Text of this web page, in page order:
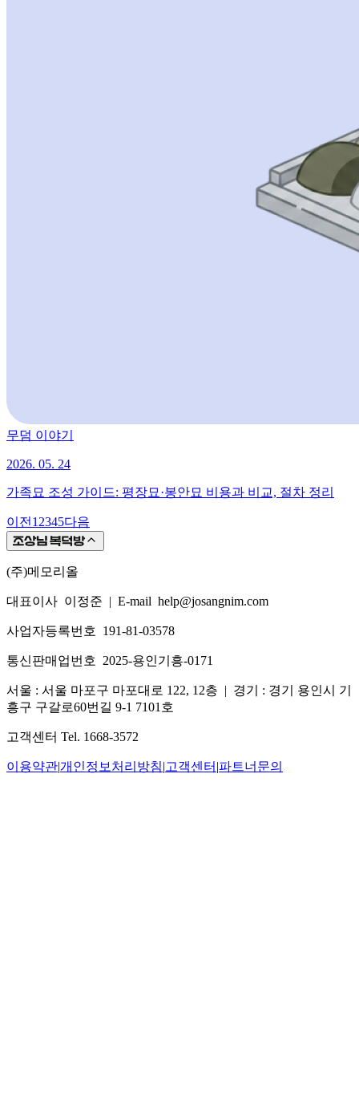
무덤 이야기
2026. 05. 24
가족묘 조성 가이드: 평장묘·봉안묘 비용과 비교, 절차 정리
이전 1 2345다음
(주)메모리올
대표이사 이정준 | E-mail help@josangnim.com
사업자등록번호 191-81-03578
통신판매업번호 2025-용인기흥-0171
서울 : 서울 마포구 마포대로 122, 12층 | 경기 : 경기 용인시 기
흥구 구갈로60번길 9-1 7101호
고객센터 Tel. 1668-3572
이용약관|개인정보처리방침|고객센터 |파트너문의